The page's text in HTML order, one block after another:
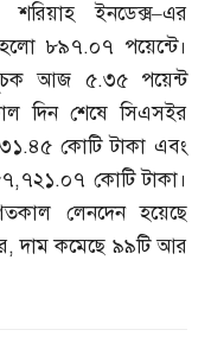
ইনডেক্স–এর
৮৯৭.০৭ পয়েন্টে।
আজ ৫.৩৫ পয়েন্ট
দিন শেষে সিএসইর
.৪৫ কোটি টাকা এবং
,৭২১.০৭ কোটি টাকা।
লেনদেন হয়েছে
,দাম কমেছে ৯৯টি আর